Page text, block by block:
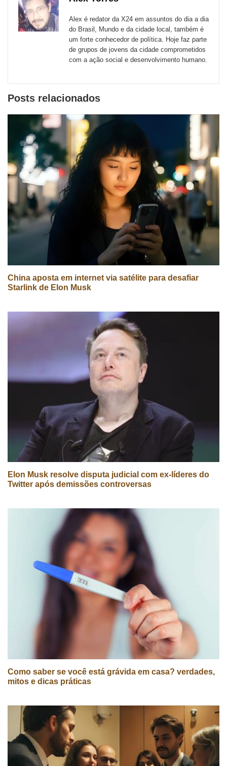
sites
externos
EmailFacebookMessenger
TwitterWhatsApp
Alex é redator da X24 em assuntos do dia a dia
do Brasil, Mundo e da cidade local, também é
um forte conhecedor de política. Hoje faz parte
de grupos de jovens da cidade comprometidos
com a ação social e desenvolvimento humano.
Posts relacionados
China aposta em internet via satélite para desafiar
Starlink de Elon Musk
Elon Musk resolve disputa judicial com ex-líderes do
Twitter após demissões controversas
Como saber se você está grávida em casa? verdades,
mitos e dicas práticas